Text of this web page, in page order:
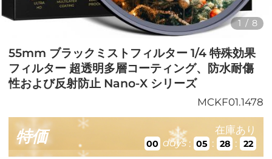
1 / 8
55mm ブラックミストフィルター 1/4 特殊効果
フィルター 超透明多層コーティング、防水耐傷
性および反射防止 Nano-X シリーズ
MCKF01.1478
特価 在庫あり
00 days : 05 : 28 : 21